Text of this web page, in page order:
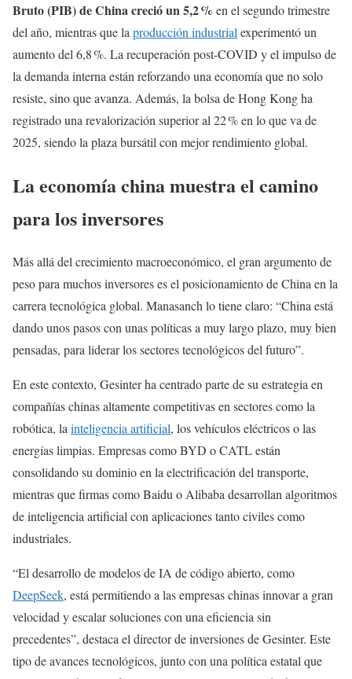
Bruto (PIB) de China creció un 5,2 % en el segundo trimestre
del año, mientras que laproducción industrialexperimentó un
aumento del 6,8 %. La recuperación post-COVID y el impulso de
la demanda interna están reforzando una economía que no solo
resiste, sino que avanza. Además, la bolsa de Hong Kong ha
registrado una revalorización superior al 22 % en lo que va de
2025, siendo la plaza bursátil con mejor rendimiento global.
La economía china muestra el camino
para los inversores
Más allá del crecimiento macroeconómico, el gran argumento de
peso para muchos inversores es el posicionamiento de China en la
carrera tecnológica global. Manasanch lo tiene claro: “China está
dando unos pasos con unas políticas a muy largo plazo, muy bien
pensadas, para liderar los sectores tecnológicos del futuro”.
En este contexto, Gesinter ha centrado parte de su estrategia en
compañías chinas altamente competitivas en sectores como la
robótica, la inteligencia artificial, los vehículos eléctricos o las
energías limpias. Empresas como BYD o CATL están
consolidando su dominio en la electrificación del transporte,
mientras que firmas como Baidu o Alibaba desarrollan algoritmos
de inteligencia artificial con aplicaciones tanto civiles como
industriales.
“El desarrollo de modelos de IA de código abierto, como
DeepSeek, está permitiendo a las empresas chinas innovar a gran
velocidad y escalar soluciones con una eficiencia sin
precedentes”, destaca el director de inversiones de Gesinter. Este
tipo de avances tecnológicos, junto con una política estatal que